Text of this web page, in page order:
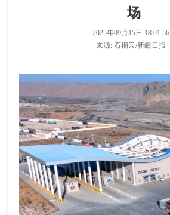
场
2025年09月15日 18:01:56
来源:石榴云/新疆日报